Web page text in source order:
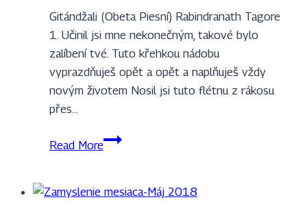
Gitándžali (Obeta Piesní) Rabindranath Tagore
1. Učinil jsi mne nekonečným, takové bylo
zalíbení tvé. Tuto křehkou nádobu
vyprazdňuješ opět a opět a naplňuješ vždy
novým životem Nosil jsi tuto flétnu z rákosu
přes…
Read MoreZamyslenie
Jún